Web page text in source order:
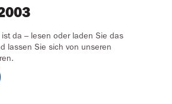
ist da – lesen oder laden Sie das
lassen Sie sich von unseren